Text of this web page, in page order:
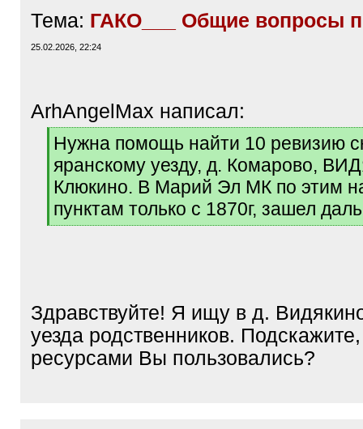
Тема: ГАКО___ Общие вопросы
25.02.2026, 22:24
ArhAngelMax написал:
[
q
]
Нужна помощь найти 10 ревизию
яранскому уезду, д. Комарово,
Клюкино. В Марий Эл МК по этим
пунктам только с 1870г, зашел
[
Здравствуйте! Я ищу в д.
уезда родственников.
ресурсами Вы пользовались?